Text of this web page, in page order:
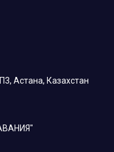
Астана, Казахстан